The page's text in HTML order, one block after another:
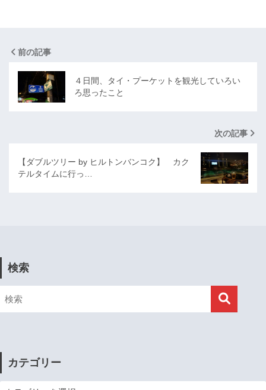
前の記事
４日間、タイ・プーケットを観光していろい
ろ思ったこと
次の記事
【ダブルツリー by ヒルトンバンコク】 カク
テルタイムに行っ…
検索
カテゴリー